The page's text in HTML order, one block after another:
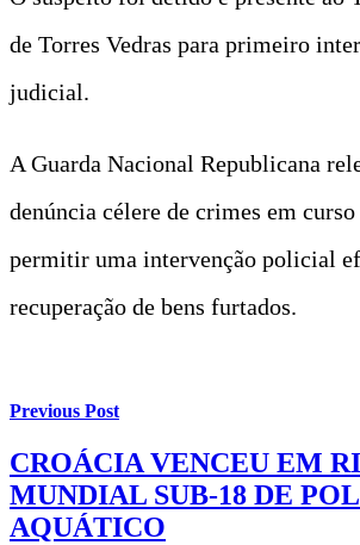
de Torres Vedras para primeiro
judicial.
A Guarda Nacional Republicana
denúncia célere de crimes em curso
permitir uma intervenção policial
recuperação de bens furtados.
Previous Post
CROÁCIA VENCEU EM
MUNDIAL SUB-18 DE
AQUÁTICO